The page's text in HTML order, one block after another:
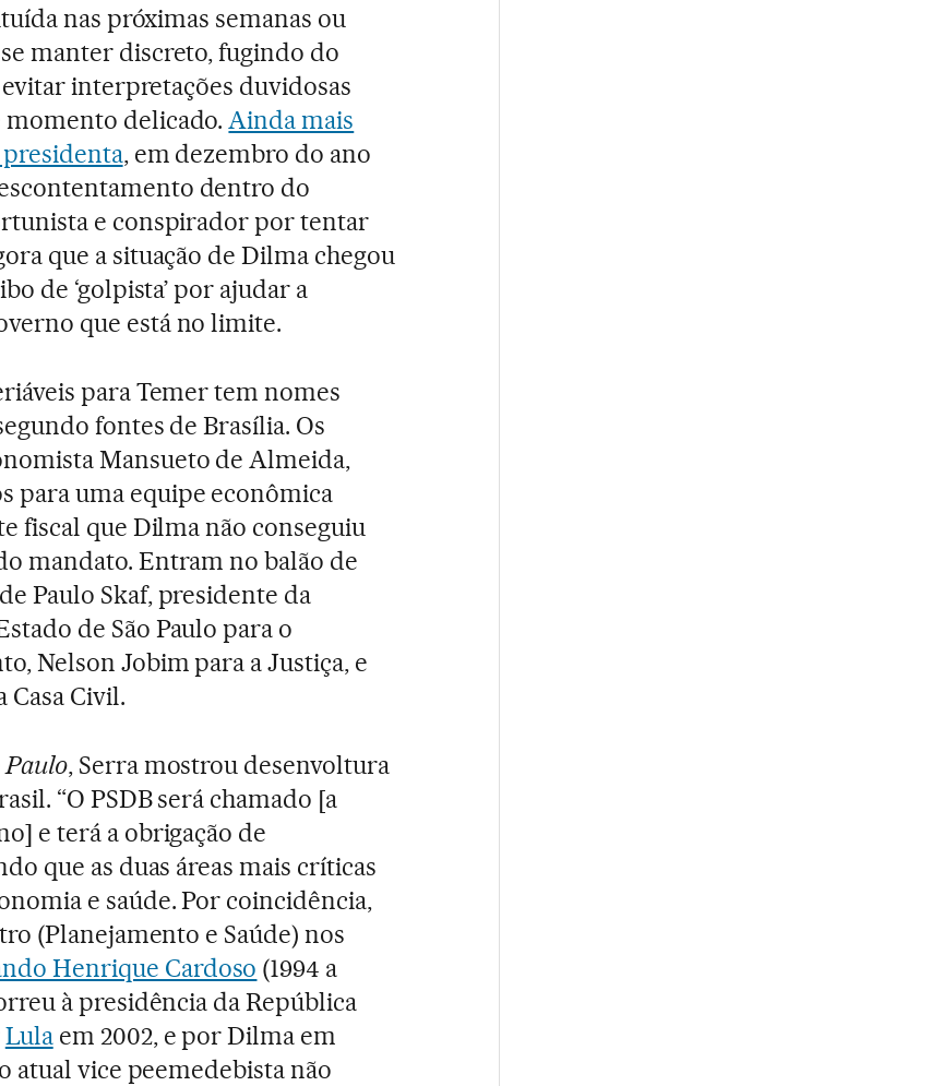
nas próximas semanas ou
manter discreto, fugindo do
interpretações duvidosas
momento delicado.Ainda mais
, em dezembro do ano
dentro do
e conspirador por tentar
que a situação de Dilma chegou
de ‘golpista’ por ajudar a
que está no limite.
para Temer tem nomes
fontes de Brasília. Os
Mansueto de Almeida,
para uma equipe econômica
fiscal que Dilma não conseguiu
mandato. Entram no balão de
Paulo Skaf, presidente da
de São Paulo para o
Nelson Jobim para a Justiça, e
Casa Civil.
Paulo, Serra mostrou desenvoltura
“O PSDB será chamado [a
e terá a obrigação de
que as duas áreas mais críticas
e saúde. Por coincidência,
(Planejamento e Saúde) nos
Henrique Cardoso (1994 a
à presidência da República
Lulaem 2002, e por Dilma em
atual vice peemedebista não